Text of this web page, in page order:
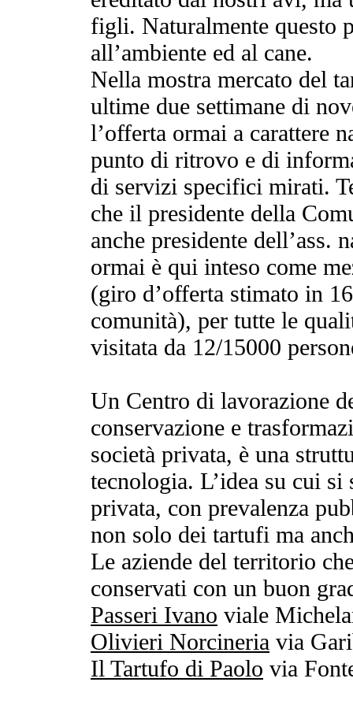
figli. Naturalmente questo
all’ambiente ed al cane.
Nella mostra mercato del
ultime due settimane di
l’offerta ormai a carattere
punto di ritrovo e di
di servizi specifici mirati.
che il presidente della
anche presidente
ormai è qui inteso come
(giro d’offerta stimato in
comunità), per tutte le
visitata da 12/15000
Un Centro di lavorazione
conservazione e
società privata, è una
tecnologia. L’idea su cui si
privata, con prevalenza
non solo dei tartufi ma
Le aziende del territorio
conservati con un buon
Passeri Ivano viale
Olivieri Norcineria via
Il Tartufo di Paolo via